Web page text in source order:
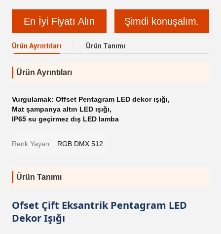
En İyi Fiyatı Alın Şimdi konuşalım.
Ürün Ayrıntıları Ürün Tanımı
Ürün Ayrıntıları
Vurgulamak: Offset Pentagram LED dekor ışığı,
Mat şampanya altın LED ışığı,
IP65 su geçirmez dış LED lamba
Renk Yayan: RGB DMX 512
Ürün Tanımı
Ofset Çift Eksantrik Pentagram LED
Dekor Işığı